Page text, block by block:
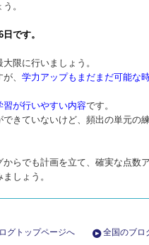
。
です。
限に行いましょう。
、 学力アップもまだまだ可能な
習が行いやすい内容です。
きていないけど、頻出の単元の
らでも計画を立て、確実な点数
しょう。
グトップページへ 全国のブロ